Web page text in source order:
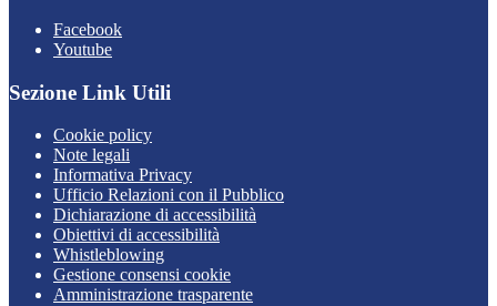
Facebook
Youtube
Sezione Link Utili
Cookie policy
Note legali
Informativa Privacy
Ufficio Relazioni con il Pubblico
Dichiarazione di accessibilità
Obiettivi di accessibilità
Whistleblowing
Gestione consensi cookie
Amministrazione trasparente